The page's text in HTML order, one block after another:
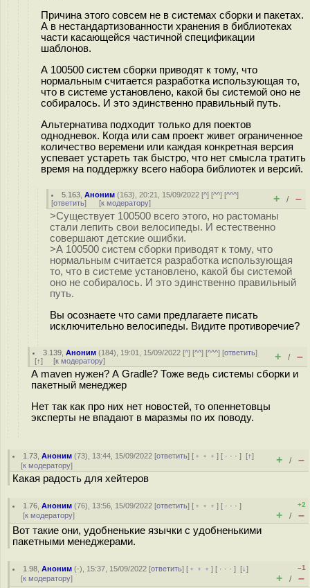
Причина этого совсем не в системах сборки и пакетах.
А в нестандартизованности хранения в библиотеках
части касающейся частичной спецификации
шаблонов.
А 100500 систем сборки приводят к тому, что
нормальным считается разработка использующая то,
что в системе установлено, какой бы системой оно не
собиралось. И это эдинственно правильный путь.
Альтернатива подходит только для поектов
однодневок. Когда или сам проект живет ограниченное
количество веремени или каждая конкретная версия
успевает устареть так быстро, что нет смысла тратить
время на поддержку всего набора библиотек и версий.
5.163 ,Аноним (163), 20:21, 15/09/2022 [^] [^^] [^^^]
[ответить] [к модератору] + / –
>Существует 100500 всего этого, но растоманы
стали лепить свои велосипеды. И естественно
совершают детские ошибки.
>А 100500 систем сборки приводят к тому, что
нормальным считается разработка использующая
то, что в системе установлено, какой бы системой
оно не собиралось. И это эдинственно правильный
путь.
Вы осознаете что сами предлагаете писать
исключительно велосипеды. Видите противоречие?
3.139 ,Аноним (184), 19:01, 15/09/2022 [^] [^^] [^^^] [ответить]
[↑] [к модератору] + / –
А maven нужен? А Gradle? Тоже ведь системы сборки и
пакетный менеджер
Нет так как про них нет новостей, то опеннетовцы
эксперты не впадают в маразмы по их поводу.
1.73 ,Аноним (73), 13:44, 15/09/2022 [ответить] [ ﹢﹢﹢] [ · · ·][↑]
[к модератору] + / –
Какая радость для хейтеров
1.76 ,Аноним (76), 13:56, 15/09/2022 [ответить] [ ﹢﹢﹢] [ · · ·]
[к модератору]
+2
+ / –
Вот такие они, удобненькие язычки с удобненькими
пакетными менеджерами.
1.98 ,Аноним (-), 15:37, 15/09/2022 [ответить] [ ﹢﹢﹢] [ · · ·][↓]
[к модератору]
–1
+ / –